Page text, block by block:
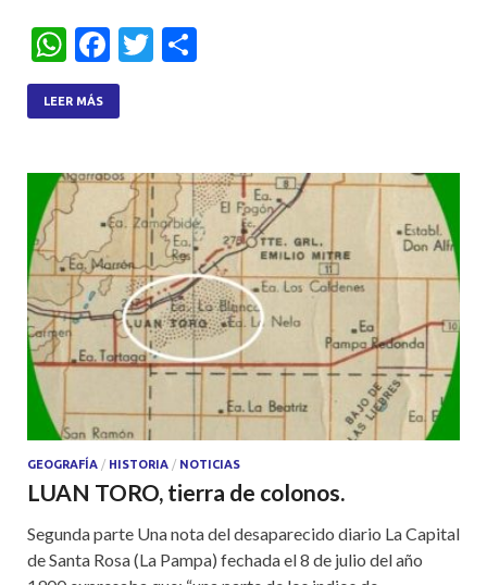
W
h
at
A
p
p
F
ac
e
o
o
k
T
LEER MÁS
GEOGRAFÍA / HISTORIA / NOTICIAS
LUAN TORO, tierra de colonos.
Segunda parte Una nota del desaparecido diario La Capital
de Santa Rosa (La Pampa) fechada el 8 de julio del año